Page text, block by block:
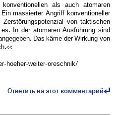
als auch atomaren
massierter Angriff konventioneller
von taktischen
In der atomaren Ausführung sind
Das käme der Wirkung von
hoeher-weiter-oreschnik/
Ответить на этот комментарий